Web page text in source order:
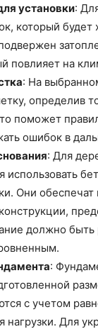
установки:
который
повлияет на
: На
определив
поможет
ошибок в
: Для
использовать
Они обеспечат
должно
:
с учетом
нагрузки. Для